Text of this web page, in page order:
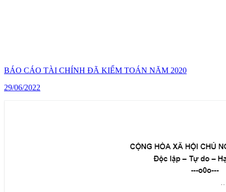
BÁO CÁO TÀI CHÍNH ĐÃ KIỂM TOÁN NĂM 2020
29/06/2022